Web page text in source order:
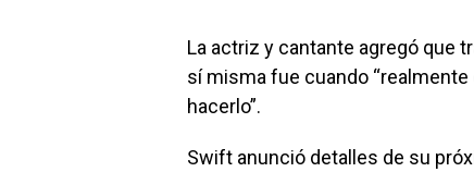
La actriz y cantante agregó que
sí misma fue cuando
hacerlo”.
Swift anunció detalles de su